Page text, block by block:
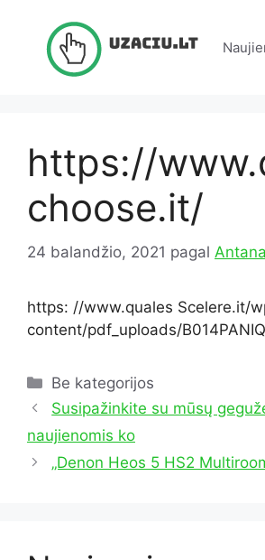
https://
choose.it/
24 balandžio, 2021 pagal
https: //www.quales Scelere.it/
content/pdf_uploads/
Kategorijos
Be kategorijos
Susipažinkite su mūsų
naujienomis ko
„Denon Heos 5 HS2